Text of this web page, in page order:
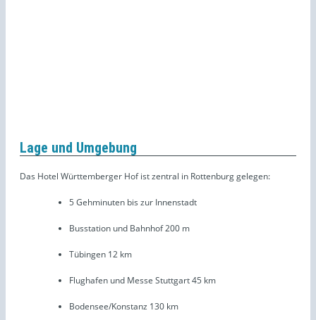
Lage und Umgebung
Das Hotel Württemberger Hof ist zentral in Rottenburg gelegen:
5 Gehminuten bis zur Innenstadt
Busstation und Bahnhof 200 m
Tübingen 12 km
Flughafen und Messe Stuttgart 45 km
Bodensee/Konstanz 130 km